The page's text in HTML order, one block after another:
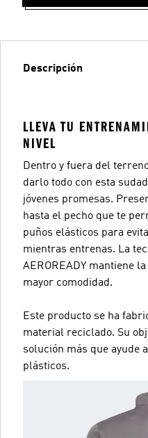
Descripción
LLEVA TU
NIVEL
Dentro y fuera del
darlo todo con esta
jóvenes promesas.
hasta el pecho que te
puños elásticos para
mientras entrenas. La
AEROREADY mantiene
mayor comodidad.
Este producto se ha
material reciclado. Su
solución más que ayude
plásticos.